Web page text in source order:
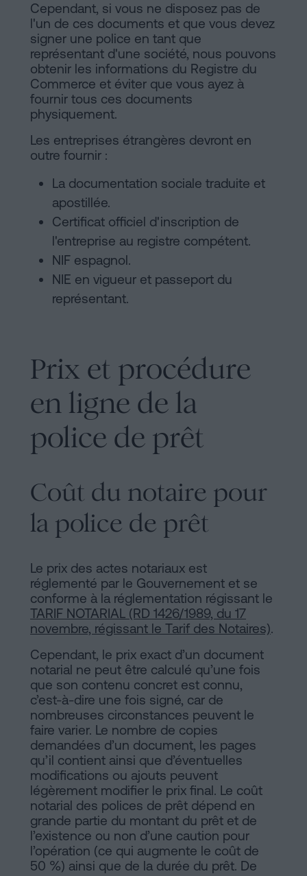
Cependant, si vous ne disposez pas de
l'un de ces documents et que vous devez
signer une police en tant que
représentant d'une société, nous pouvons
obtenir les informations du Registre du
Commerce et éviter que vous ayez à
fournir tous ces documents
physiquement.
Les entreprises étrangères devront en
outre fournir :
La documentation sociale traduite et
apostillée.
Certificat officiel d'inscription de
l'entreprise au registre compétent.
NIF espagnol.
NIE en vigueur et passeport du
représentant.
Prix et procédure
en ligne de la
police de prêt
Coût du notaire pour
la police de prêt
Le prix des actes notariaux est
réglementé par le Gouvernement et se
conforme à la réglementation régissant le
TARIF NOTARIAL (RD 1426/1989, du 17
novembre, régissant le Tarif des Notaires).
Cependant, le prix exact d’un document
notarial ne peut être calculé qu’une fois
que son contenu concret est connu,
c’est-à-dire une fois signé, car de
nombreuses circonstances peuvent le
faire varier. Le nombre de copies
demandées d’un document, les pages
qu’il contient ainsi que d’éventuelles
modifications ou ajouts peuvent
légèrement modifier le prix final. Le coût
notarial des polices de prêt dépend en
grande partie du montant du prêt et de
l’existence ou non d’une caution pour
l’opération (ce qui augmente le coût de
50 %) ainsi que de la durée du prêt. De